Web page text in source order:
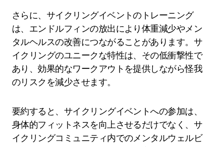
さらに、サイクリングイベントのトレーニング
は、エンドルフィンの放出により体重減少やメン
タルヘルスの改善につながることがあります。サ
イクリングのユニークな特性は、その低衝撃性で
あり、効果的なワークアウトを提供しながら怪我
のリスクを減少させます。
要約すると、サイクリングイベントへの参加は、
身体的フィットネスを向上させるだけでなく、サ
イクリングコミュニティ内でのメンタルウェルビ